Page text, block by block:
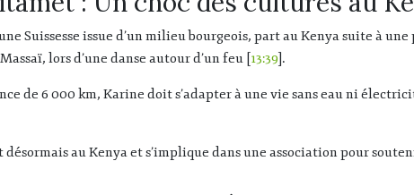
Suissesse issue d’un milieu bourgeois, part au Kenya suite à
lors d’une danse autour d’un feu [13:39].
de 6 000 km, Karine doit s’adapter à une vie sans eau ni
au Kenya et s’implique dans une association pour